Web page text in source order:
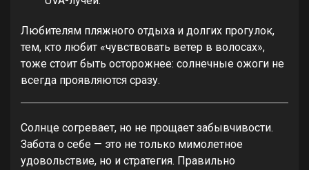
Любителям пляжного отдыха и долгих прогулок,
тем, кто любит «чувствовать ветер в волосах»,
тоже стоит быть осторожнее: солнечные ожоги не
всегда проявляются сразу.
Солнце согревает, но не прощает забывчивости.
Забота о себе — это не только мимолетное
удовольствие, но и стратегия. Правильно